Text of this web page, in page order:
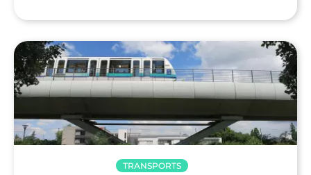
TRANSPORTS